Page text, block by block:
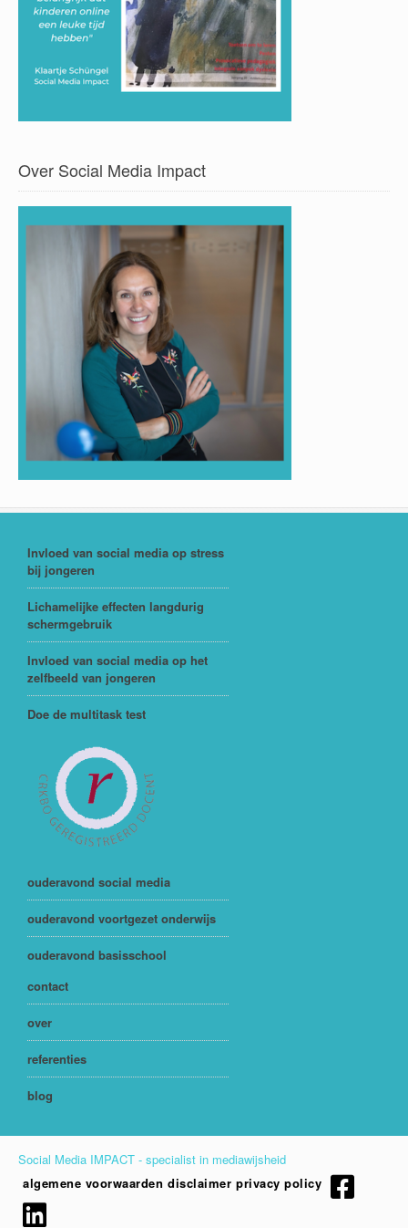
Over Social Media Impact
Invloed van social media op stress
bij jongeren
Lichamelijke effecten langdurig
schermgebruik
Invloed van social media op het
zelfbeeld van jongeren
Doe de multitask test
ouderavond social media
ouderavond voortgezet onderwijs
ouderavond basisschool
contact
over
referenties
blog
Social Media IMPACT - specialist in mediawijsheid
algemene voorwaarden disclaimer privacy policy